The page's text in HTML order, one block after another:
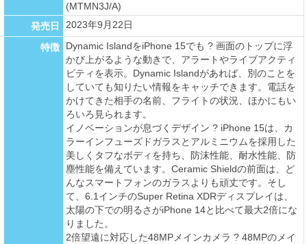
(MTMN3J/A)
発売日
2023年9月22日
特徴
Dynamic IslandをiPhone 15でも ? 画面のトップに浮
かび上がるような動きで、アラートやライブアクティ
ビティを表示。Dynamic Islandがあれば、別のことを
していても知りたい情報をキャッチできます。電話を
かけてきた相手の名前、フライトの状況、ほかにもい
ろいろ見られます。
イノベーションが息づくデザイン ? iPhone 15は、カ
ラーインフューズドガラスとアルミニウムを採用した
美しくタフなボディを持ち、防沫性能、耐水性能、防
塵性能を備えています。Ceramic Shieldの前面は、ど
んなスマートフォンのガラスよりも頑丈です。そし
て、6.1インチのSuper Retina XDRディスプレイは、
太陽の下での明るさがiPhone 14と比べて最大2倍にな
りました。
2倍望遠に対応した48MPメインカメラ ? 48MPのメイ